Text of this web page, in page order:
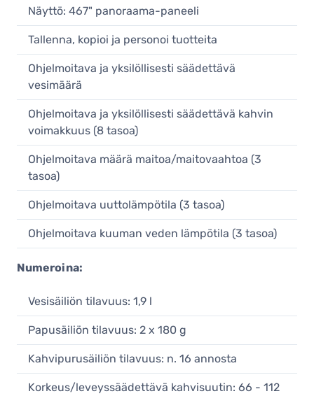
Näyttö: 467" panoraama-paneeli
Tallenna, kopioi ja personoi tuotteita
Ohjelmoitava ja yksilöllisesti säädettävä
vesimäärä
Ohjelmoitava ja yksilöllisesti säädettävä kahvin
voimakkuus (8 tasoa)
Ohjelmoitava määrä maitoa/maitovaahtoa (3
tasoa)
Ohjelmoitava uuttolämpötila (3 tasoa)
Ohjelmoitava kuuman veden lämpötila (3 tasoa)
Numeroina:
Vesisäiliön tilavuus: 1,9 l
Papusäiliön tilavuus: 2 x 180 g
Kahvipurusäiliön tilavuus: n. 16 annosta
Korkeus/leveyssäädettävä kahvisuutin: 66 - 112